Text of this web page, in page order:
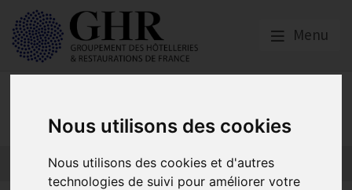
Nous utilisons des cookies
Nous utilisons des cookies et d'autres
technologies de suivi pour améliorer votre
Menu